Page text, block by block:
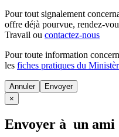
Pour tout signalement
offre déjà pourvue, rendez-
Travail ou contactez-nous
Pour toute information
les fiches pratiques du
Annuler
×
Envoyer à un ami